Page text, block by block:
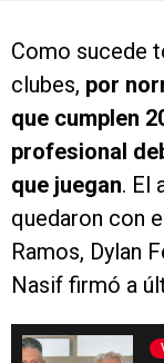
Como sucede
clubes, por
que cumplen
profesional
que juegan. El
quedaron con
Ramos, Dylan
Nasif firmó a